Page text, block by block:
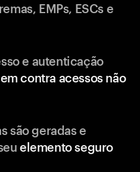
EMPs, ESCs e
e autenticação
contra acessos não
são geradas e
elemento seguro